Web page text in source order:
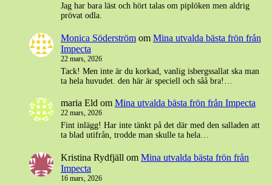
Jag har bara läst och hört talas om piplöken men aldrig
prövat odla.
Monica Söderström om Mina utvalda bästa frön från
Impecta
22 mars, 2026
Tack! Men inte är du korkad, vanlig isbergssallat ska man
ta hela huvudet. den här är speciell och såå bra!…
maria Eld om Mina utvalda bästa frön från Impecta
22 mars, 2026
Fint inlägg! Har inte tänkt på det där med den salladen att
ta blad utifrån, trodde man skulle ta hela…
Kristina Rydfjäll om Mina utvalda bästa frön från
Impecta
16 mars, 2026